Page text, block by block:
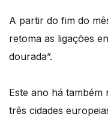
A partir do fim do
retoma as ligações
dourada”.
Este ano há também
três cidades